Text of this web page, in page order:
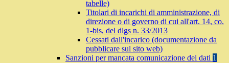
tabelle)
Titolari di incarichi di amministrazione, di
direzione o di governo di cui all'art. 14, co.
1-bis, del dlgs n. 33/2013
Cessati dall'incarico (documentazione da
pubblicare sul sito web)
Sanzioni per mancata comunicazione dei dati 1